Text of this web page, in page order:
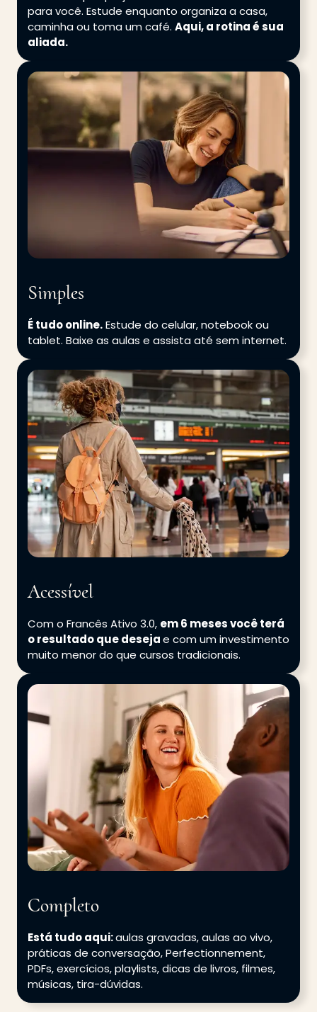
para você. Estude enquanto organiza a casa,
caminha ou toma um café. Aqui, a rotina é sua
aliada.
Simples
É tudo online.Estude do celular, notebook ou
tablet. Baixe as aulas e assista até sem internet.
Acessível
Com o Francês Ativo 3.0, em 6 meses você terá
o resultado que desejae com um investimento
muito menor do que cursos tradicionais.
Completo
Está tudo aqui:aulas gravadas, aulas ao vivo,
práticas de conversação, Perfectionnement,
PDFs, exercícios, playlists, dicas de livros, filmes,
músicas, tira-dúvidas.